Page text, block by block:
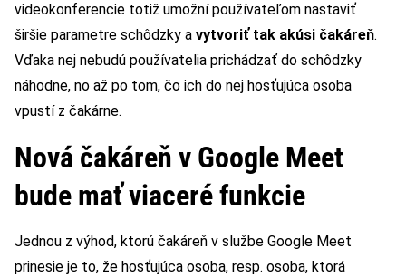
videokonferencie totiž umožní používateľom nastaviť
širšie parametre schôdzky a vytvoriť tak akúsi čakáreň.
Vďaka nej nebudú používatelia prichádzať do schôdzky
náhodne, no až po tom, čo ich do nej hosťujúca osoba
vpustí z čakárne.
Nová čakáreň v Google Meet
bude mať viaceré funkcie
Jednou z výhod, ktorú čakáreň v službe Google Meet
prinesie je to, že hosťujúca osoba, resp. osoba, ktorá